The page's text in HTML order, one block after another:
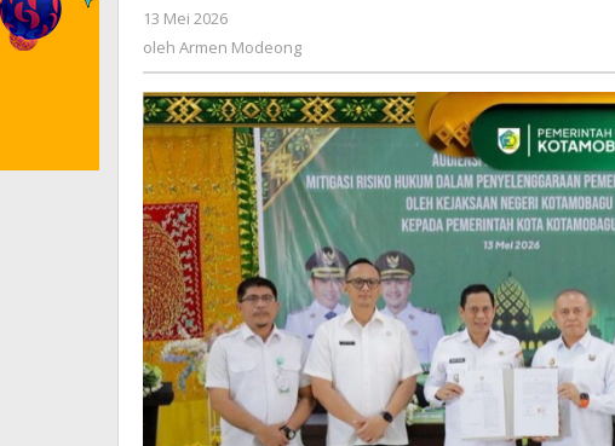
13 Mei 2026
Armen
oleh Armen Modeong